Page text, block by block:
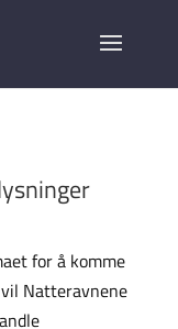
for å komme
Natteravnene